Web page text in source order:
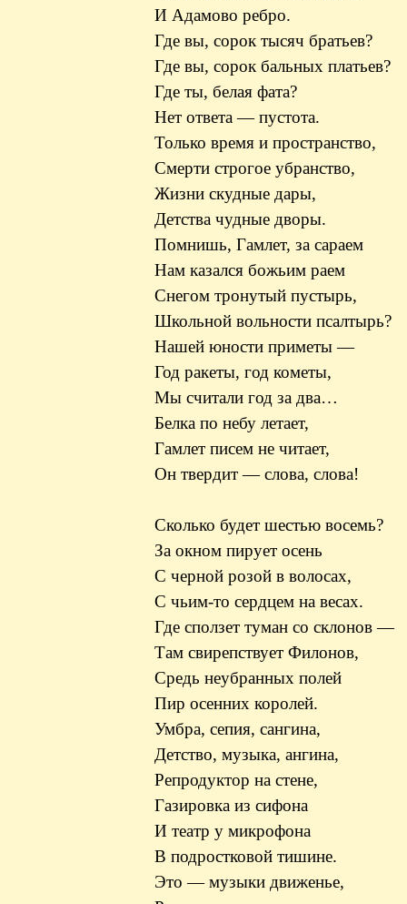
И Адамово ребро.
Где вы, сорок тысяч братьев?
Где вы, сорок бальных платьев?
Где ты, белая фата?
Нет ответа — пустота.
Только время и пространство,
Смерти строгое убранство,
Жизни скудные дары,
Детства чудные дворы.
Помнишь, Гамлет, за сараем
Нам казался божьим раем
Снегом тронутый пустырь,
Школьной вольности псалтырь?
Нашей юности приметы —
Год ракеты, год кометы,
Мы считали год за два…
Белка по небу летает,
Гамлет писем не читает,
Он твердит — слова, слова!
Сколько будет шестью восемь?
За окном пирует осень
С черной розой в волосах,
С чьим-то сердцем на весах.
Где сползет туман со склонов —
Там свирепствует Филонов,
Средь неубранных полей
Пир осенних королей.
Умбра, сепия, сангина,
Детство, музыка, ангина,
Репродуктор на стене,
Газировка из сифона
И театр у микрофона
В подростковой тишине.
Это — музыки движенье,